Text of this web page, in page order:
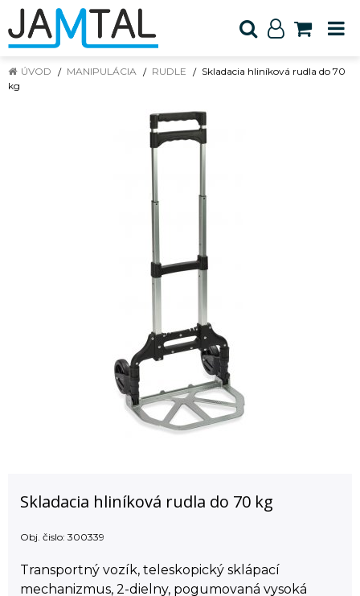
ÚVOD MANIPULÁCIA RUDLE
Skladacia hliníková rudla do 70
kg
Skladacia hliníková rudla do 70 kg
Obj. čislo: 300339
Transportný vozík, teleskopický sklápací
mechanizmus, 2-dielny, pogumovaná vysoká